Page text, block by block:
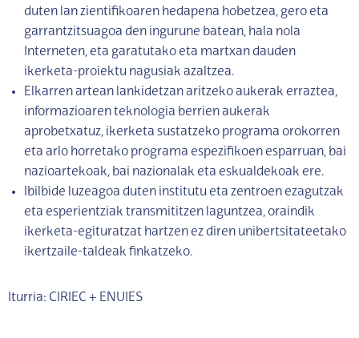
duten lan zientifikoaren hedapena hobetzea, gero eta
garrantzitsuagoa den ingurune batean, hala nola
Interneten, eta garatutako eta martxan dauden
ikerketa-proiektu nagusiak azaltzea.
Elkarren artean lankidetzan aritzeko aukerak erraztea,
informazioaren teknologia berrien aukerak
aprobetxatuz, ikerketa sustatzeko programa orokorren
eta arlo horretako programa espezifikoen esparruan, bai
nazioartekoak, bai nazionalak eta eskualdekoak ere.
Ibilbide luzeagoa duten institutu eta zentroen ezagutzak
eta esperientziak transmititzen laguntzea, oraindik
ikerketa-egituratzat hartzen ez diren unibertsitateetako
ikertzaile-taldeak finkatzeko.
Iturria: CIRIEC + ENUIES